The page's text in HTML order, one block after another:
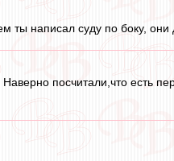
написал суду по боку, они
посчитали,что есть